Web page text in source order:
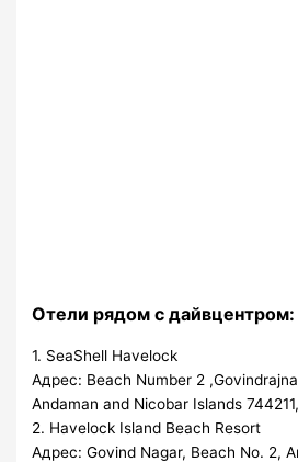
Отели рядом с дайвцентром:
1. SeaShell Havelock
Адрес: Beach Number 2
Andaman and Nicobar Islands 744211,
2. Havelock Island Beach Resort
Адрес: Govind Nagar, Beach No. 2,